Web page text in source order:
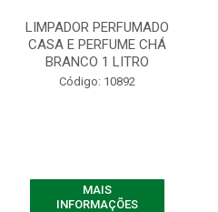
LIMPADOR PERFUMADO
CASA E PERFUME CHÁ
BRANCO 1 LITRO
Código: 10892
MAIS
INFORMAÇÕES